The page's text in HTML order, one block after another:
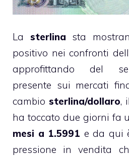
La sterlina sta
positivo nei confronti
approfittando del
presente sui mercati
cambio sterlina/dollaro,
ha toccato due giorni fa
mesi a 1.5991 e da qui
pressione in vendita